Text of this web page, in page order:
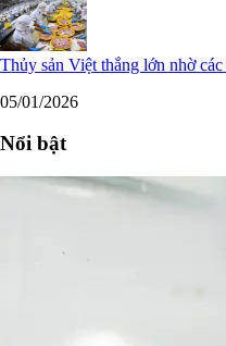
Thủy sản Việt thắng lớn nhờ
05/01/2026
Nổi bật